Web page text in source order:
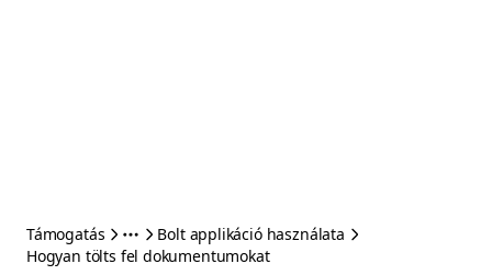
Támogatás
Bolt applikáció használata
Hogyan tölts fel dokumentumokat